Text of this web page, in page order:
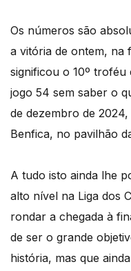
Os números são
a vitória de ontem, na
significou o 10º
jogo 54 sem saber o
de dezembro de
Benfica, no pavilhão
A tudo isto ainda lhe
alto nível na Liga dos
rondar a chegada à
de ser o grande
história, mas que